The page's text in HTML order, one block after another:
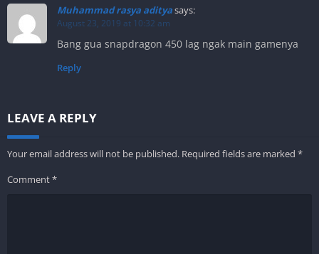
Muhammad rasya adityasays:
August 23, 2019 at 10:32 am
Bang gua snapdragon 450 lag ngak main gamenya
Reply
LEAVE A REPLY
Your email address will not be published. Required fields are marked *
Comment*